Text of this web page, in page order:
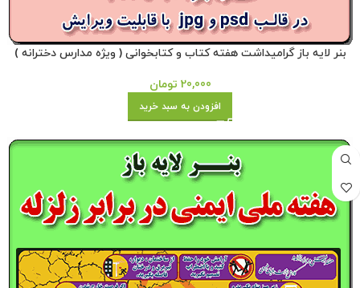
بنر لایه باز گرامیداشت هفته کتاب و کتابخوانی ( ویژه مدارس دخترانه )
20,000 تومان
افزودن به سبد خرید